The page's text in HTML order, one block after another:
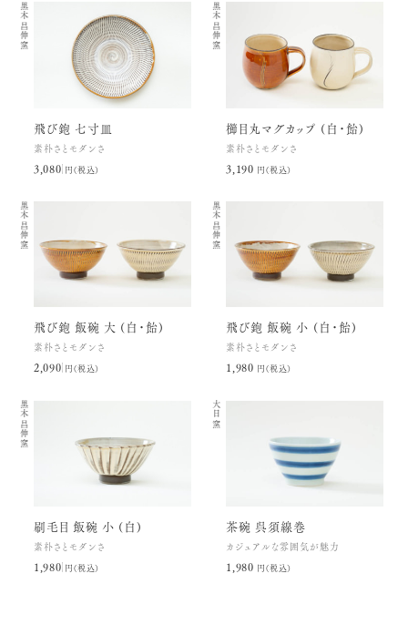
黒木昌伸窯
飛び鉋 七寸皿
素朴さとモダンさ
3,080円(税込)
黒木昌伸窯
櫛目丸マグカップ (白・飴)
素朴さとモダンさ
3,190円(税込)
黒木昌伸窯
飛び鉋 飯碗 大 (白・飴)
素朴さとモダンさ
2,090円(税込)
黒木昌伸窯
飛び鉋 飯碗 小 (白・飴)
素朴さとモダンさ
1,980円(税込)
黒木昌伸窯
刷毛目 飯碗 小 (白)
素朴さとモダンさ
1,980円(税込)
大日窯
茶碗 呉須線巻
カジュアルな雰囲気が魅力
1,980円(税込)